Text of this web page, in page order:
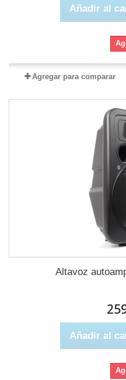
Añadir al
Agregar para comparar
Altavoz
Añadir al